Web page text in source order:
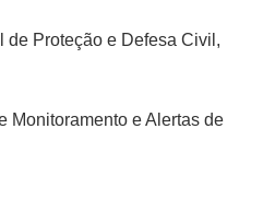
Proteção e Defesa Civil,
e Alertas de